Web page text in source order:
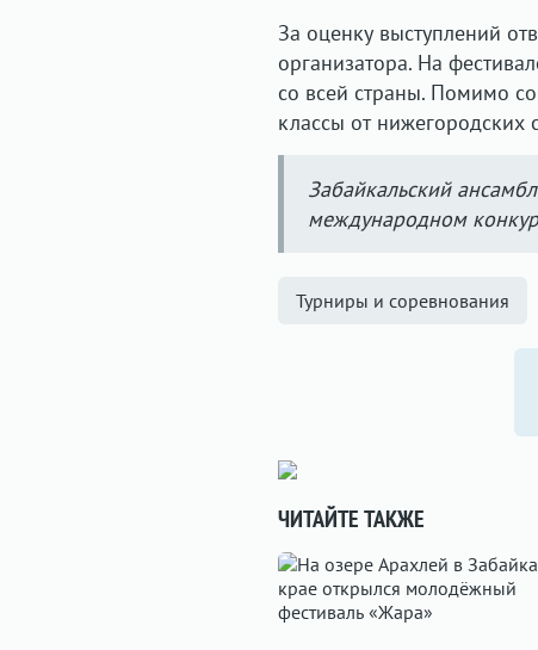
За оценку выступлений
организатора. На
со всей страны. Помимо
классы от нижегородских
Забайкальский
международном
Турниры и соревнования
ЧИТАЙТЕ ТАКЖЕ